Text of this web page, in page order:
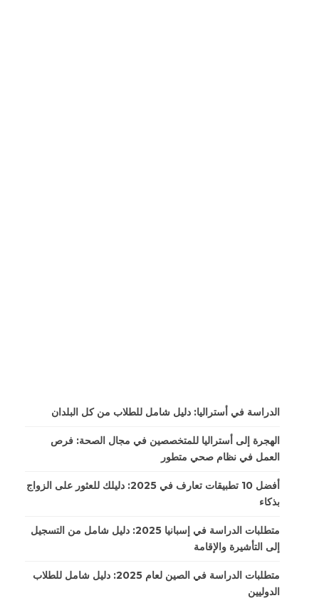
الدراسة في أستراليا: دليل شامل للطلاب من كل البلدان
الهجرة إلى أستراليا للمتخصصين في مجال الصحة: فرص
العمل في نظام صحي متطور
أفضل 10 تطبيقات تعارف في 2025: دليلك للعثور على الزواج
بذكاء
متطلبات الدراسة في إسبانيا 2025: دليل شامل من التسجيل
إلى التأشيرة والإقامة
متطلبات الدراسة في الصين لعام 2025: دليل شامل للطلاب
الدوليين